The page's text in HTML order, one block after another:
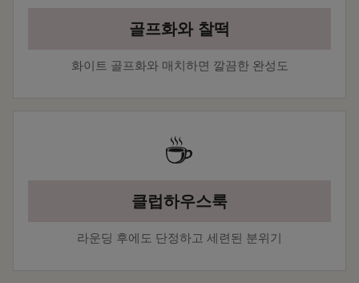
골프화와 찰떡
화이트 골프화와 매치하면 깔끔한 완성도
☕
클럽하우스룩
라운딩 후에도 단정하고 세련된 분위기